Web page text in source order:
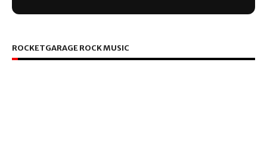
ROCKETGARAGE ROCK MUSIC